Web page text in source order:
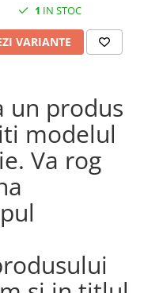
1 IN STOC
VARIANTE
un produs
modelul
Va rog